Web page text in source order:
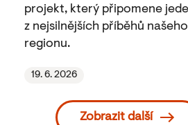
projekt, který připomene
z nejsilnějších příběhů našeho
regionu.
19. 6. 2026
Zobrazit další